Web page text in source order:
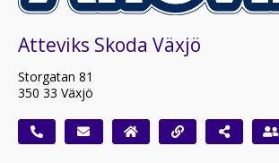
Atteviks Skoda Växjö
Storgatan 81
350 33 Växjö